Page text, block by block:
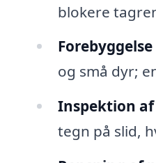
blokere
og små dyr;
Inspektion
tegn på slid,